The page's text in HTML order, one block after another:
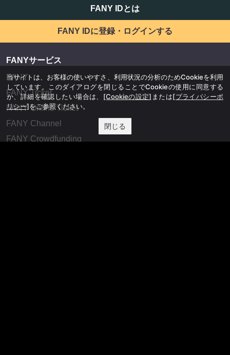
FANY IDとは
FANY IDに登録・ログインする
FANYサービス
FANY
FANY Ticket
FANY Online Ticket
FANY Channel
FANY Crowdfunding
当サイトは、お客様の使いやすさ、利用状況の分析のためCookieを利用
しています。このダイアログを閉じることでCookieの使用に同意する
か、詳細を確認したい場合は、 [Cookieの設定] または[プライバシーポ
リシー]をご参照ください。
閉じる